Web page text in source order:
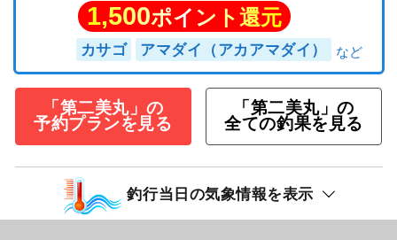
1,500ポイント還元
カサゴ アマダイ（アカアマダイ）
「第二美丸」の
予約プランを見る
「第二美丸」の
全ての釣果を見る
釣行当日の気象情報を表示